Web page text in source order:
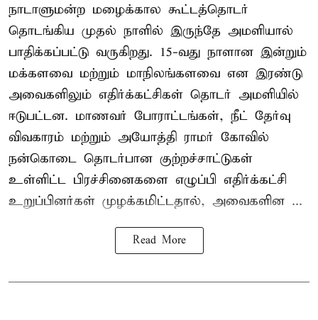
நாடாளுமன்ற மழைக்கால கூட்டத்தொடர்
தொடங்கிய முதல் நாளில் இருந்தே அமளியால்
பாதிக்கப்பட்டு வருகிறது. 15-வது நாளான இன்றும்
மக்களவை மற்றும் மாநிலங்களவை என இரண்டு
அவைகளிலும் எதிர்க்கட்சிகள் தொடர் அமளியில்
ஈடுபட்டன. மாணவர் போராட்டங்கள், நீட் தேர்வு
விவகாரம் மற்றும் அயோத்தி ராமர் கோவில்
நன்கொடை தொடர்பான குற்றச்சாட்டுகள்
உள்ளிட்ட பிரச்சினைகளை எழுப்பி எதிர்க்கட்சி
உறுப்பினர்கள் முழக்கமிட்டதால், அவைகளின ...
Read More